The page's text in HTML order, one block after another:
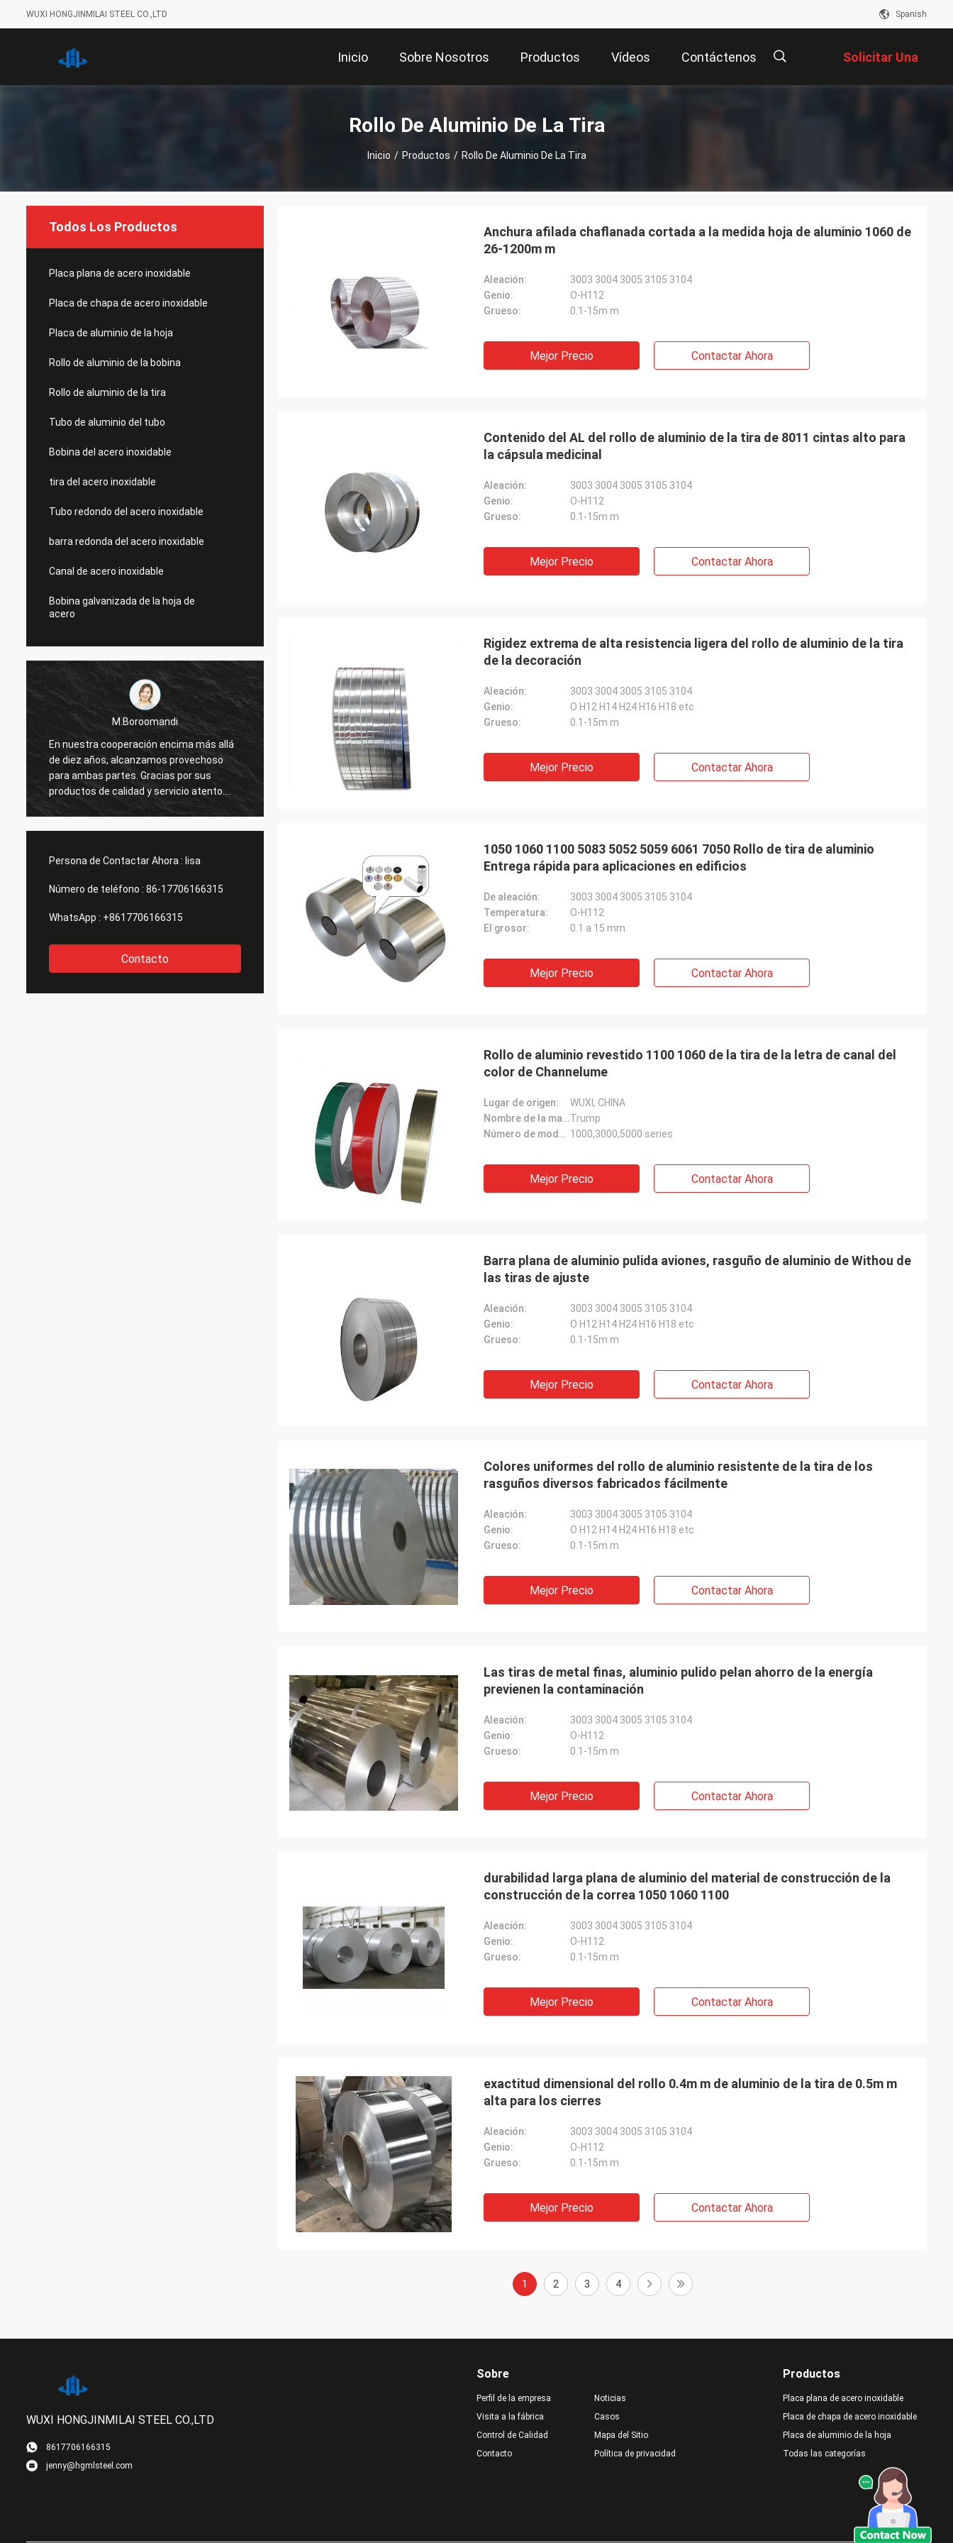
WUXI HONGJINMILAI STEEL CO.,LTD Spanish
Inicio Sobre Nosotros Productos Vídeos Contáctenos Solicitar Una
Cotización
Rollo De Aluminio De La Tira
Inicio / Productos / Rollo De Aluminio De La Tira
Todos Los Productos
Placa plana de acero inoxidable
Placa de chapa de acero inoxidable
Placa de aluminio de la hoja
Rollo de aluminio de la bobina
Rollo de aluminio de la tira
Tubo de aluminio del tubo
Bobina del acero inoxidable
tira del acero inoxidable
Tubo redondo del acero inoxidable
barra redonda del acero inoxidable
Canal de acero inoxidable
Bobina galvanizada de la hoja de
acero
M.Boroomandi
En nuestra cooperación encima más allá
de diez años, alcanzamos provechoso
para ambas partes. Gracias por sus
productos de calidad y servicio atento.
Nuestro negocio tiene grande
M.Boroomandi
En nuestra cooperación encima más allá
de diez años, alcanzamos provechoso
para ambas partes. Gracias por sus
productos de calidad y servicio atento.
Persona de Contactar Ahora : lisa
Número de teléfono : 86-17706166315
WhatsApp : +8617706166315
Contacto
Anchura afilada chaflanada cortada a la medida hoja de aluminio 1060 de
26-1200m m
Aleación:
3003 3004 3005 3105 3104
Genio:
O-H112
Grueso:
0.1-15m m
Mejor Precio Contactar Ahora
Contenido del AL del rollo de aluminio de la tira de 8011 cintas alto para
la cápsula medicinal
Aleación:
3003 3004 3005 3105 3104
Genio:
O-H112
Grueso:
0.1-15m m
Mejor Precio Contactar Ahora
Rigidez extrema de alta resistencia ligera del rollo de aluminio de la tira
de la decoración
Aleación:
3003 3004 3005 3105 3104
Genio:
O H12 H14 H24 H16 H18 etc
Grueso:
0.1-15m m
Mejor Precio Contactar Ahora
1050 1060 1100 5083 5052 5059 6061 7050 Rollo de tira de aluminio
Entrega rápida para aplicaciones en edificios
De aleación:
3003 3004 3005 3105 3104
Temperatura:
O-H112
El grosor:
0.1 a 15 mm
Mejor Precio Contactar Ahora
Rollo de aluminio revestido 1100 1060 de la tira de la letra de canal del
color de Channelume
Lugar de origen:
WUXI, CHINA
Nombre de la marca:Trump
Número de modelo: 1000,3000,5000 series
Mejor Precio Contactar Ahora
Barra plana de aluminio pulida aviones, rasguño de aluminio de Withou de
las tiras de ajuste
Aleación:
3003 3004 3005 3105 3104
Genio:
O H12 H14 H24 H16 H18 etc
Grueso:
0.1-15m m
Mejor Precio Contactar Ahora
Colores uniformes del rollo de aluminio resistente de la tira de los
rasguños diversos fabricados fácilmente
Aleación:
3003 3004 3005 3105 3104
Genio:
O H12 H14 H24 H16 H18 etc
Grueso:
0.1-15m m
Mejor Precio Contactar Ahora
Las tiras de metal finas, aluminio pulido pelan ahorro de la energía
previenen la contaminación
Aleación:
3003 3004 3005 3105 3104
Genio:
O-H112
Grueso:
0.1-15m m
Mejor Precio Contactar Ahora
durabilidad larga plana de aluminio del material de construcción de la
construcción de la correa 1050 1060 1100
Aleación:
3003 3004 3005 3105 3104
Genio:
O-H112
Grueso:
0.1-15m m
Mejor Precio Contactar Ahora
exactitud dimensional del rollo 0.4m m de aluminio de la tira de 0.5m m
alta para los cierres
Aleación:
3003 3004 3005 3105 3104
Genio:
O-H112
Grueso:
0.1-15m m
Mejor Precio Contactar Ahora
1 2 3 4
WUXI HONGJINMILAI STEEL CO.,LTD
8617706166315
jenny@hgmlsteel.com
Sobre
Perfil de la empresa
Visita a la fábrica
Control de Calidad
Contacto
Noticias
Casos
Mapa del Sitio
Política de privacidad
Productos
Placa plana de acero inoxidable
Placa de chapa de acero inoxidable
Placa de aluminio de la hoja
Todas las categorías